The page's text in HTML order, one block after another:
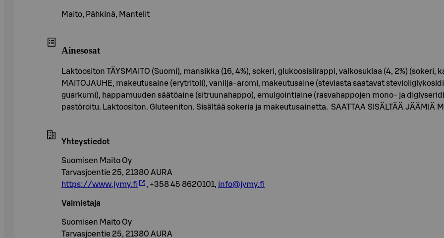
Maito, Pähkinä, Mantelit
Ainesosat
Laktoositon TÄYSMAITO (Suomi), mansikka (16, 4%), sokeri, glukoosisiirappi, valkosuklaa (4, 2%) (sokeri,
MAITOJAUHE, makeutusaine (erytritoli), vanilja-aromi, makeutusaine (steviasta saatavat
guarkumi), happamuuden säätöaine (sitruunahappo), emulgointiaine (rasvahappojen mono- ja
pastöroitu. Laktoositon. Gluteeniton. Sisältää sokeria ja makeutusainetta. SAATTAA SISÄLTÄÄ JÄÄMIÄ
Yhteystiedot
Suomisen Maito Oy
Tarvasjoentie 25, 21380 AURA
https://www.jymy.fi
, +358 45 8620101, info@jymy.fi
Valmistaja
Suomisen Maito Oy
Tarvasjoentie 25, 21380 AURA